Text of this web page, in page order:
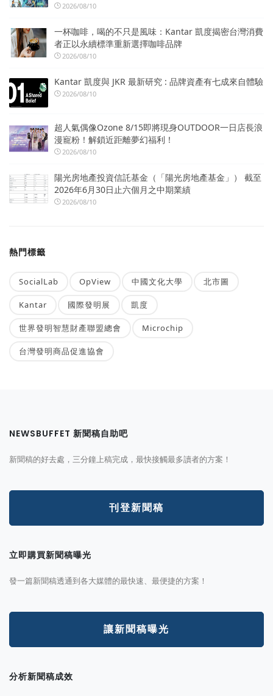
2026/08/10
一杯咖啡，喝的不只是風味：Kantar 凱度揭密台灣消費
者正以永續標準重新選擇咖啡品牌
2026/08/10
Kantar 凱度與 JKR 最新研究 : 品牌資產有七成來自體驗
2026/08/10
超人氣偶像Ozone 8/15即將現身OUTDOOR一日店長浪
漫寵粉！解鎖近距離夢幻福利！
2026/08/10
陽光房地產投資信託基金（「陽光房地產基金」） 截至
2026年6月30日止六個月之中期業績
2026/08/10
熱門標籤
SocialLab OpView 中國文化大學 北市圖
Kantar 國際發明展 凱度
世界發明智慧財產聯盟總會 Microchip
台灣發明商品促進協會
NEWSBUFFET 新聞稿自助吧
新聞稿的好去處，三分鐘上稿完成，最快接觸最多讀者的方案！
刊登新聞稿
立即購買新聞稿曝光
發一篇新聞稿透通到各大媒體的最快速、最便捷的方案！
讓新聞稿曝光
分析新聞稿成效